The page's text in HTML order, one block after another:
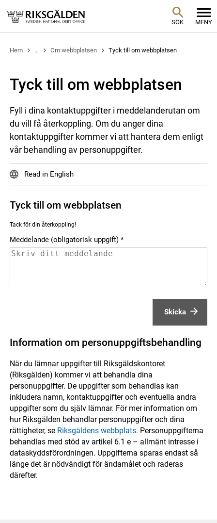
SÖK MENY
Hem ... Om webbplatsen Tyck till om webbplatsen
Tyck till om webbplatsen
Fyll i dina kontaktuppgifter i meddelanderutan om
du vill få återkoppling. Om du anger dina
kontaktuppgifter kommer vi att hantera dem enligt
vår behandling av personuppgifter.
Read in English
Tyck till om webbplatsen
Tack för din återkoppling!
Meddelande (obligatorisk uppgift)
Skicka
Information om personuppgiftsbehandling
När du lämnar uppgifter till Riksgäldskontoret
(Riksgälden) kommer vi att behandla dina
personuppgifter. De uppgifter som behandlas kan
inkludera namn, kontaktuppgifter och eventuella andra
uppgifter som du själv lämnar. För mer information om
hur Riksgälden behandlar personuppgifter och dina
rättigheter, se Riksgäldens webbplats. Personuppgifterna
behandlas med stöd av artikel 6.1 e – allmänt intresse i
dataskyddsförordningen. Uppgifterna sparas endast så
länge det är nödvändigt för ändamålet och raderas
därefter.